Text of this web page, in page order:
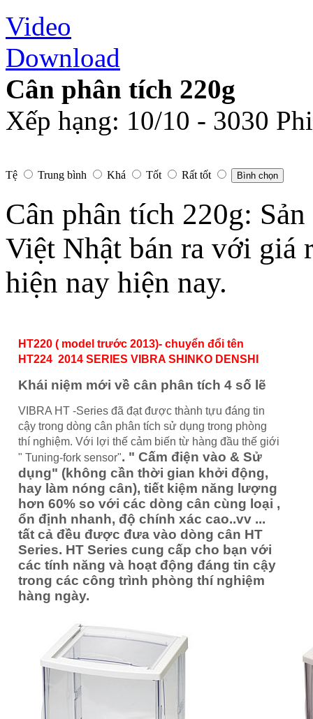
Video
Download
Cân phân tích 220g
Xếp hạng: 10/10 - 3030
Tệ Trung bình Khá Tốt Rất tốt Bình chọn
Cân phân tích 220g:
Việt Nhật bán ra với giá
hiện nay hiện nay.
HT220 ( model trước 2013)- chuyển đổi tên
HT224 2014 SERIES VIBRA SHINKO DENSHI
Khái niệm mới về cân phân tích 4 số lẽ
VIBRA HT -Series đã đạt được thành tựu đáng tin
cậy trong dòng cân phân tích sử dụng trong phòng
thí nghiệm. Với lợi thế cảm biến từ hàng đầu thế giới
" Tuning-fork sensor". " Cấm điện vào & Sử
dụng" (không cần thời gian khởi động,
hay làm nóng cân), tiết kiệm năng lượng
hơn 60% so với các dòng cân cùng loại ,
ổn định nhanh, độ chính xác cao..vv ...
tất cả đều được đưa vào dòng cân HT
Series. HT Series cung cấp cho bạn với
các tính năng và hoạt động đáng tin cậy
trong các công trình phòng thí nghiệm
hàng ngày.